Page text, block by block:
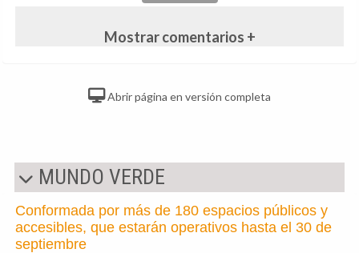
Mostrar comentarios +
Abrir página en versión completa
MUNDO VERDE
Conformada por más de 180 espacios públicos y
accesibles, que estarán operativos hasta el 30 de
septiembre